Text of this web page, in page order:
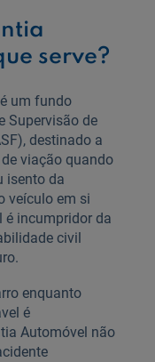
serve?
um fundo
Supervisão de
destinado a
viação quando
isento da
veículo em si
é incumpridor da
civil
enquanto
é
Automóvel não